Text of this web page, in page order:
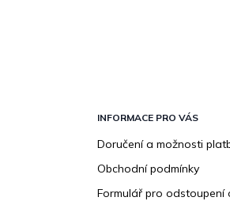
INFORMACE PRO VÁS
Doručení a možnosti
Obchodní podmínky
Formulář pro odstoupení